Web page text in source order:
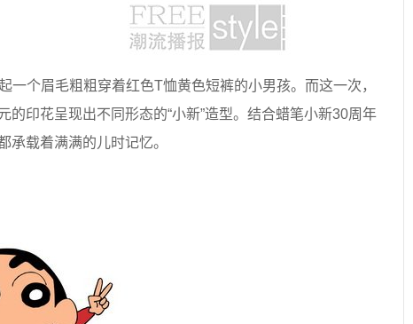
个眉毛粗粗穿着红色T恤黄色短裤的小男孩。而这一次，
印花呈现出不同形态的“小新”造型。结合蜡笔小新30周年
承载着满满的儿时记忆。